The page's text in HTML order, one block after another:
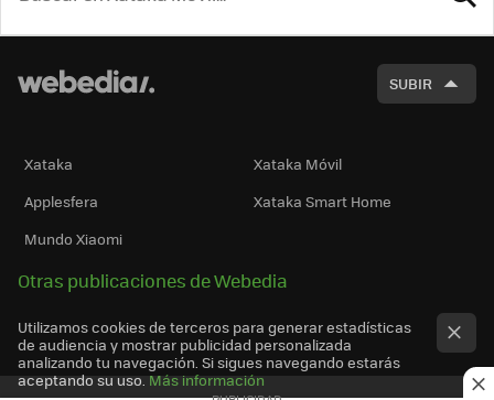
SUBIR
Xataka
Xataka Móvil
Applesfera
Xataka Smart Home
Mundo Xiaomi
Otras publicaciones de Webedia
Utilizamos cookies de terceros para generar estadísticas
de audiencia y mostrar publicidad personalizada
analizando tu navegación. Si sigues navegando estarás
aceptando su uso. Más información